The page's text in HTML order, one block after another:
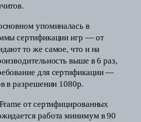
упоминалась в
сертификации игр — от
то же самое, что и на
выше в 6 раз,
для сертификации —
в разрешении 1080p.
от сертифицированных
работа минимум в 90